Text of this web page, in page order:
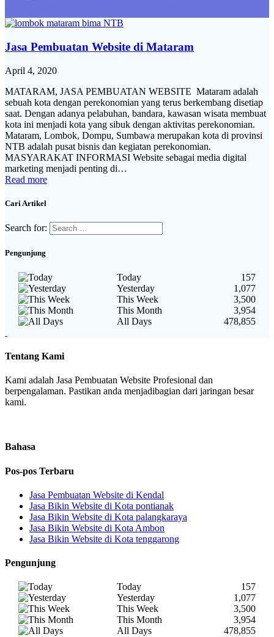
Jasa Pembuatan Website di Mataram
April 4, 2020
MATARAM, JASA PEMBUATAN WEBSITE Mataram adalah
sebuah kota dengan perekonomian yang terus berkembang disetiap
saat. Dengan adanya pelabuhan, bandara, kawasan wisata membuat
kota ini menjadi kota yang sibuk dengan aktivitas perekonomian.
Mataram, Lombok, Dompu, Sumbawa merupakan kota di provinsi
NTB adalah pusat bisnis dan kegiatan perekonomian.
MASYARAKAT INFORMASI Website sebagai media digital
marketing menjadi penting di…
Read more
Cari Artikel
Search for:
Pengunjung
Today
157
Yesterday
1,077
This Week
3,500
This Month
3,954
All Days
478,855
Tentang Kami
Kami adalah Jasa Pembuatan Website Profesional dan
berpengalaman. Pastikan anda menjadibagian dari jaringan besar
kami.
Bahasa
Pos-pos Terbaru
Jasa Pembuatan Website di Kendal
Jasa Bikin Website di Kota pontianak
Jasa Bikin Website di Kota palangkaraya
Jasa Bikin Website di Kota Ambon
Jasa Bikin Website di Kota tenggarong
Pengunjung
Today
157
Yesterday
1,077
This Week
3,500
This Month
3,954
All Days
478,855